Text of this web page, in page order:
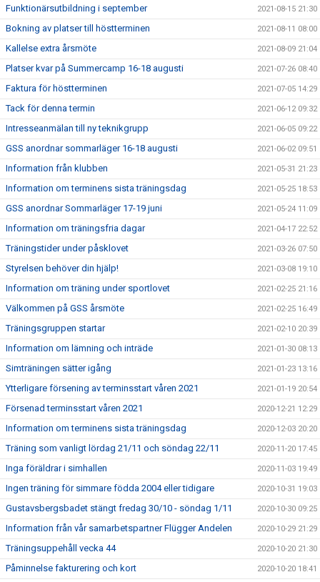
Funktionärsutbildning i september 2021-08-15 21:30
Bokning av platser till höstterminen 2021-08-11 08:00
Kallelse extra årsmöte 2021-08-09 21:04
Platser kvar på Summercamp 16-18 augusti 2021-07-26 08:40
Faktura för höstterminen 2021-07-05 14:29
Tack för denna termin 2021-06-12 09:32
Intresseanmälan till ny teknikgrupp 2021-06-05 09:22
GSS anordnar sommarläger 16-18 augusti 2021-06-02 09:51
Information från klubben 2021-05-31 21:23
Information om terminens sista träningsdag 2021-05-25 18:53
GSS anordnar Sommarläger 17-19 juni 2021-05-24 11:09
Information om träningsfria dagar 2021-04-17 22:52
Träningstider under påsklovet 2021-03-26 07:50
Styrelsen behöver din hjälp! 2021-03-08 19:10
Information om träning under sportlovet 2021-02-25 21:16
Välkommen på GSS årsmöte 2021-02-25 16:49
Träningsgruppen startar 2021-02-10 20:39
Information om lämning och inträde 2021-01-30 08:13
Simträningen sätter igång 2021-01-23 13:16
Ytterligare försening av terminsstart våren 2021 2021-01-19 20:54
Försenad terminsstart våren 2021 2020-12-21 12:29
Information om terminens sista träningsdag 2020-12-03 20:20
Träning som vanligt lördag 21/11 och söndag 22/11 2020-11-20 17:45
Inga föräldrar i simhallen 2020-11-03 19:49
Ingen träning för simmare födda 2004 eller tidigare 2020-10-31 19:03
Gustavsbergsbadet stängt fredag 30/10 - söndag 1/11 2020-10-30 09:25
Information från vår samarbetspartner Flügger Andelen 2020-10-29 21:29
Träningsuppehåll vecka 44 2020-10-20 21:30
Påminnelse fakturering och kort 2020-10-20 18:41